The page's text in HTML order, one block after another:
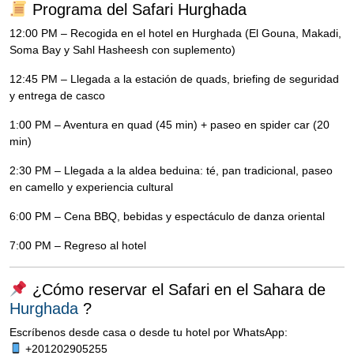
Programa del Safari Hurghada
12:00 PM – Recogida en el hotel en Hurghada (El Gouna, Makadi,
Soma Bay y Sahl Hasheesh con suplemento)
12:45 PM – Llegada a la estación de quads, briefing de seguridad
y entrega de casco
1:00 PM – Aventura en quad (45 min) + paseo en spider car (20
min)
2:30 PM – Llegada a la aldea beduina: té, pan tradicional, paseo
en camello y experiencia cultural
6:00 PM – Cena BBQ, bebidas y espectáculo de danza oriental
7:00 PM – Regreso al hotel
¿Cómo reservar el Safari en el Sahara de
Hurghada ?
Escríbenos desde casa o desde tu hotel por WhatsApp:
+201202905255